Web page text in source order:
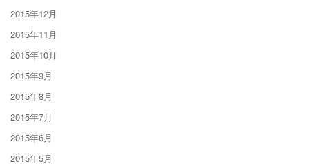
2015年12月
2015年11月
2015年10月
2015年9月
2015年8月
2015年7月
2015年6月
2015年5月